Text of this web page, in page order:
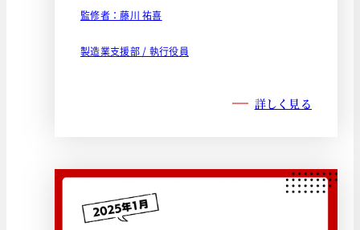
監修者：藤川 祐喜
製造業支援部 / 執行役員
詳しく見る